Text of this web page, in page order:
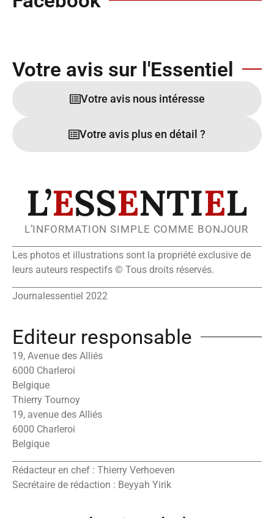
Votre avis sur l'Essentiel
Votre avis nous intéresse
Votre avis plus en détail ?
L’ESSENTIEL
L’INFORMATION SIMPLE COMME BONJOUR
Les photos et illustrations sont la propriété exclusive de
leurs auteurs respectifs © Tous droits réservés.
Journalessentiel 2022
Editeur responsable
19, Avenue des Alliés
6000 Charleroi
Belgique
Thierry Tournoy
19, avenue des Alliés
6000 Charleroi
Belgique
Rédacteur en chef : Thierry Verhoeven
Secrétaire de rédaction : Beyyah Yirik